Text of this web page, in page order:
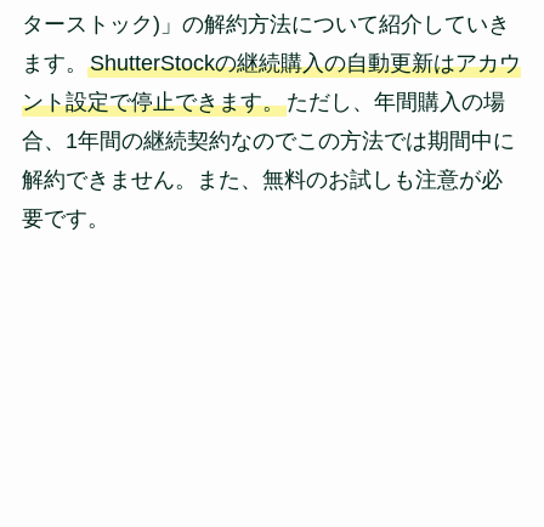
ターストック)」の解約方法について紹介していき
ます。 ShutterStockの継続購入の自動更新はアカウ
ント設定で停止できます。ただし、年間購入の場
合、1年間の継続契約なのでこの方法では期間中に
解約できません。また、無料のお試しも注意が必
要です。